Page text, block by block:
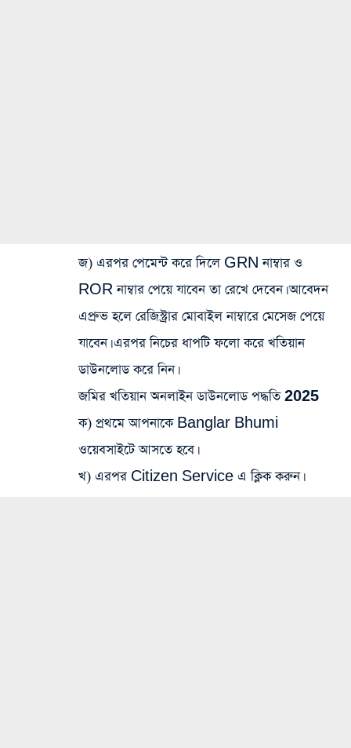
জ) এরপর পেমেন্ট করে দিলে GRN নাম্বার ও
ROR নাম্বার পেয়ে যাবেন তা রেখে দেবেন। আবেদন
এপ্রুভ হলে রেজিস্ট্রার মোবাইল নাম্বারে মেসেজ পেয়ে
যাবেন। এরপর নিচের ধাপটি ফলো করে খতিয়ান
ডাউনলোড করে নিন।
জমির খতিয়ান অনলাইন ডাউনলোড পদ্ধতি 2025
ক) প্রথমে আপনাকে Banglar Bhumi
ওয়েবসাইটে আসতে হবে।
খ) এরপর Citizen Service এ ক্লিক করুন।